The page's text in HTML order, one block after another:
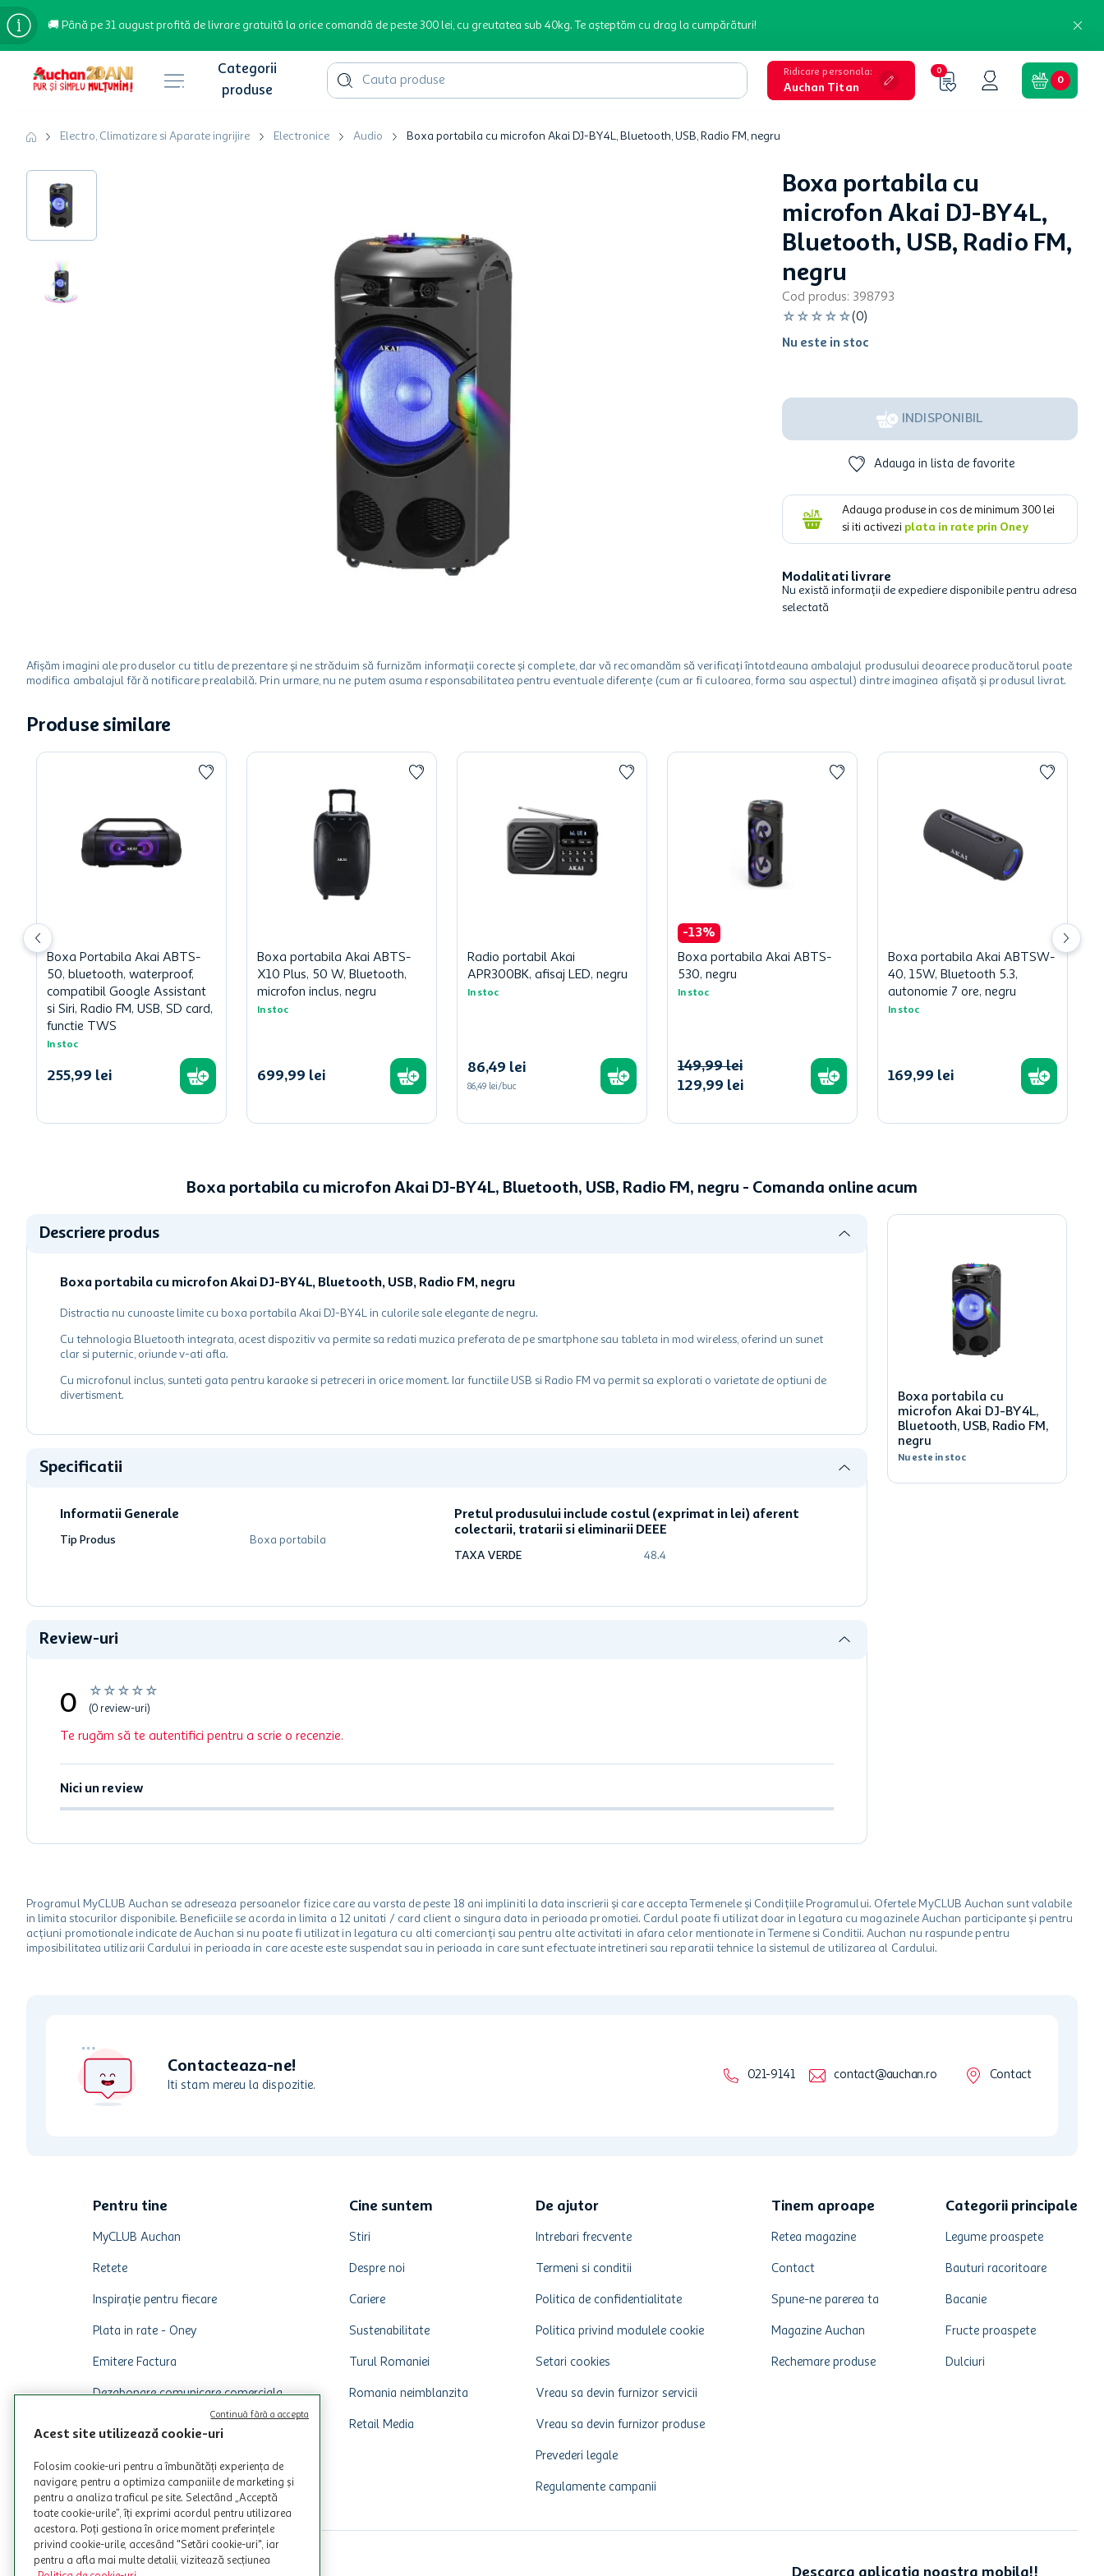
🚚 Până pe 31 august profită de livrare gratuită la orice comandă de peste 300 lei, cu greutatea sub 40kg. Te așteptăm cu drag la cumpărături!
Cauta produse Ridicare personala:
Auchan Titan
0
0
Electro, Climatizare si Aparate ingrijire Electronice Audio Boxa portabila cu microfon Akai DJ-BY4L, Bluetooth, USB, Radio FM, negru
Boxa portabila cu
microfon Akai DJ-BY4L,
Bluetooth, USB, Radio FM,
negru
Cod produs: 398793
☆ ☆ ☆ ☆ ☆(0)
Nu este in stoc
INDISPONIBIL
Adauga in lista de favorite
Adauga produse in cos de minimum 300 lei
si iti activezi plata in rate prin Oney
Modalitati livrare
Nu există informații de expediere disponibile pentru adresa
selectată
Afișăm imagini ale produselor cu titlu de prezentare și ne străduim să furnizăm informații corecte și complete, dar vă recomandăm să verificați întotdeauna ambalajul produsului deoarece producătorul poate
modifica ambalajul fără notificare prealabilă. Prin urmare, nu ne putem asuma responsabilitatea pentru eventuale diferențe (cum ar fi culoarea, forma sau aspectul) dintre imaginea afișată și produsul livrat.
Produse similare
Boxa Portabila Akai ABTS-
50, bluetooth, waterproof,
compatibil Google Assistant
si Siri, Radio FM, USB, SD card,
functie TWS
In stoc
255,99 lei
Boxa portabila Akai ABTS-
X10 Plus, 50 W, Bluetooth,
microfon inclus, negru
In stoc
699,99 lei
Radio portabil Akai
APR300BK, afisaj LED, negru
In stoc
86,49 lei
86,49 lei/buc
-13%
Boxa portabila Akai ABTS-
530, negru
In stoc
129,99 lei
149,99 lei
Boxa portabila Akai ABTSW-
40, 15W, Bluetooth 5.3,
autonomie 7 ore, negru
In stoc
169,99 lei
Boxa portabila cu microfon Akai DJ-BY4L, Bluetooth, USB, Radio FM, negru - Comanda online acum
Descriere produs
Boxa portabila cu microfon Akai DJ-BY4L, Bluetooth, USB, Radio FM, negru
Distractia nu cunoaste limite cu boxa portabila Akai DJ-BY4L in culorile sale elegante de negru.
Cu tehnologia Bluetooth integrata, acest dispozitiv va permite sa redati muzica preferata de pe smartphone sau tableta in mod wireless, oferind un sunet
clar si puternic, oriunde v-ati afla.
Cu microfonul inclus, sunteti gata pentru karaoke si petreceri in orice moment. Iar functiile USB si Radio FM va permit sa explorati o varietate de optiuni de
divertisment.
Specificatii
Informatii Generale
Tip Produs Boxa portabila
Pretul produsului include costul (exprimat in lei) aferent
colectarii, tratarii si eliminarii DEEE
TAXA VERDE 48.4
Review-uri
☆ ☆ ☆ ☆ ☆
0 (0 review-uri)
Te rugăm să te autentifici pentru a scrie o recenzie.
Nici un review
Boxa portabila cu
microfon Akai DJ-BY4L,
Bluetooth, USB, Radio FM,
negru
Nu este in stoc
Programul MyCLUB Auchan se adreseaza persoanelor fizice care au varsta de peste 18 ani impliniti la data inscrierii și care accepta Termenele și Condițiile Programului. Ofertele MyCLUB Auchan sunt valabile
in limita stocurilor disponibile. Beneficiile se acorda in limita a 12 unitati / card client o singura data in perioada promotiei. Cardul poate fi utilizat doar in legatura cu magazinele Auchan participante și pentru
acțiuni promotionale indicate de Auchan si nu poate fi utilizat in legatura cu alti comercianți sau pentru alte activitati in afara celor mentionate in Termene si Conditii. Auchan nu raspunde pentru
imposibilitatea utilizarii Cardului in perioada in care aceste este suspendat sau in perioada in care sunt efectuate intretineri sau reparatii tehnice la sistemul de utilizarea al Cardului.
Contacteaza-ne!
Iti stam mereu la dispozitie.
021-9141 contact@auchan.ro Contact
Pentru tine
MyCLUB Auchan
Retete
Inspirație pentru fiecare
Plata in rate - Oney
Emitere Factura
Dezabonare comunicare comerciala
Cine suntem
Stiri
Despre noi
Cariere
Sustenabilitate
Turul Romaniei
Romania neimblanzita
Retail Media
De ajutor
Intrebari frecvente
Termeni si conditii
Politica de confidentialitate
Politica privind modulele cookie
Setari cookies
Vreau sa devin furnizor servicii
Vreau sa devin furnizor produse
Prevederi legale
Regulamente campanii
Tinem aproape
Retea magazine
Contact
Spune-ne parerea ta
Magazine Auchan
Rechemare produse
Categorii principale
Legume proaspete
Bauturi racoritoare
Bacanie
Fructe proaspete
Dulciuri
Descarca aplicatia noastra mobila!!
Acest site utilizează cookie-uri
Folosim cookie-uri pentru a îmbunătăți experiența de
navigare, pentru a optimiza campaniile de marketing și
pentru a analiza traficul pe site. Selectând „Acceptă
toate cookie-urile”, îți exprimi acordul pentru utilizarea
acestora. Poți gestiona în orice moment preferințele
privind cookie-urile, accesând "Setări cookie-uri", iar
pentru a afla mai multe detalii, vizitează secțiunea
Continuă fără a accepta